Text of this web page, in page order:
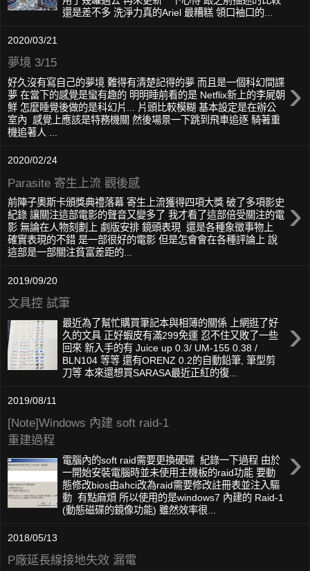
還是差不多 洗淨力真的Ariel 最糟糕 領口袖口的...
2020/03/21
夢境 3/15
›
好久沒有寫自己的夢境 難得有清楚記得的夢 而且是一個科幻間諜
夢 在當下的感覺是蠻有趣的 明明睡前看的是 Netflix新上的李屍朝
鮮 怎麼睡覺後做的是科幻片... 片頭比較模糊 基本設定是在辦公
室內 感覺上應該是特務機關 然後場景一下跳到飛車追逐 騎著重
機追著人 ...
2020/02/24
Parasite 寄生上流 觀後感
›
前陣子奧斯卡頒獎典禮落幕 寄生上流獲得四項大獎 破了多項影史
紀錄 讓關注這部電影的聲音又變多了 我才看了這部倍受關注的電
影 無論在人物刻劃上 劇版安排 鏡頭表現 還是各種象徵事物上
確實表現的不錯 是一部很好的電影 但是怎會會在各種評論上 說
這部是一部關注貧富差距的...
2019/09/20
文具控 試筆
›
最近為了幫忙購買筆記本與相簿的關係 上網逛了好
久的文具 正好蝦皮有滿299免運 忍不住又敗了一些
回來 新入手的有 Juice up 0.3/ UM-155 0.38 /
BLN104 等等 還有ORENZ 0.2的自動鉛筆, 筆型剪
刀等 本來還想買SARASA最近正紅的復...
2019/08/11
[Note]Windows 內建 soft raid-1
重建過程
›
電腦內的soft raid需要更換硬碟 紀錄一下過程 由於
一開始安裝電腦時並未使用主機板的raid功能 要動
態修改bios由ahci改為raid需要修改註冊表並注入驅
動 有點麻煩 所以使用的是windows7 內建的 Raid-1
(動態磁碟的鏡像功能) 雖然效率很...
2018/05/13
P廠延長線接地失效 漏電